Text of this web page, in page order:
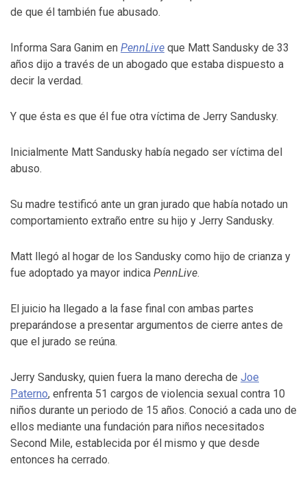
de que él también fue abusado.
Informa Sara Ganim en PennLive que Matt Sandusky de 33
años dijo a través de un abogado que estaba dispuesto a
decir la verdad.
Y que ésta es que él fue otra víctima de Jerry Sandusky.
Inicialmente Matt Sandusky había negado ser víctima del
abuso.
Su madre testificó ante un gran jurado que había notado un
comportamiento extraño entre su hijo y Jerry Sandusky.
Matt llegó al hogar de los Sandusky como hijo de crianza y
fue adoptado ya mayor indica PennLive.
El juicio ha llegado a la fase final con ambas partes
preparándose a presentar argumentos de cierre antes de
que el jurado se reúna.
Jerry Sandusky, quien fuera la mano derecha de Joe
Paterno, enfrenta 51 cargos de violencia sexual contra 10
niños durante un periodo de 15 años. Conoció a cada uno de
ellos mediante una fundación para niños necesitados
Second Mile, establecida por él mismo y que desde
entonces ha cerrado.